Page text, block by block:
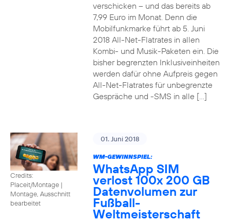
verschicken – und das bereits ab
7,99 Euro im Monat. Denn die
Mobilfunkmarke führt ab 5. Juni
2018 All-Net-Flatrates in allen
Kombi- und Musik-Paketen ein. Die
bisher begrenzten Inklusiveinheiten
werden dafür ohne Aufpreis gegen
All-Net-Flatrates für unbegrenzte
Gespräche und -SMS in alle […]
Credits:
Placeit/Montage |
Montage, Ausschnitt
bearbeitet
01. Juni 2018
WM-GEWINNSPIEL:
WhatsApp SIM
verlost 100x 200 GB
Datenvolumen zur
Fußball-
Weltmeisterschaft